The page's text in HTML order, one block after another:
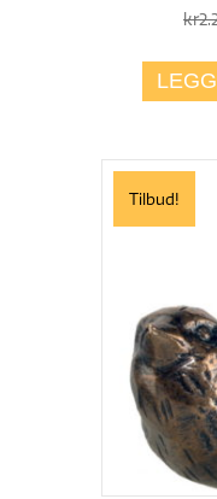
kr
Tilbud!